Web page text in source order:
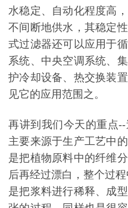
水稳定、自动化程度高
不间断地供水，其稳定
式过滤器还可以应用于
系统、中央空调系统、
护冷却设备、热交换装
见它的应用范围之。
再讲到我们今天的重点
主要来源于生产工艺中
是把植物原料中的纤维
后再经过漂白，整个过
是把浆料进行稀释、成